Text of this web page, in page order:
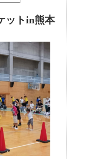
ットin熊本